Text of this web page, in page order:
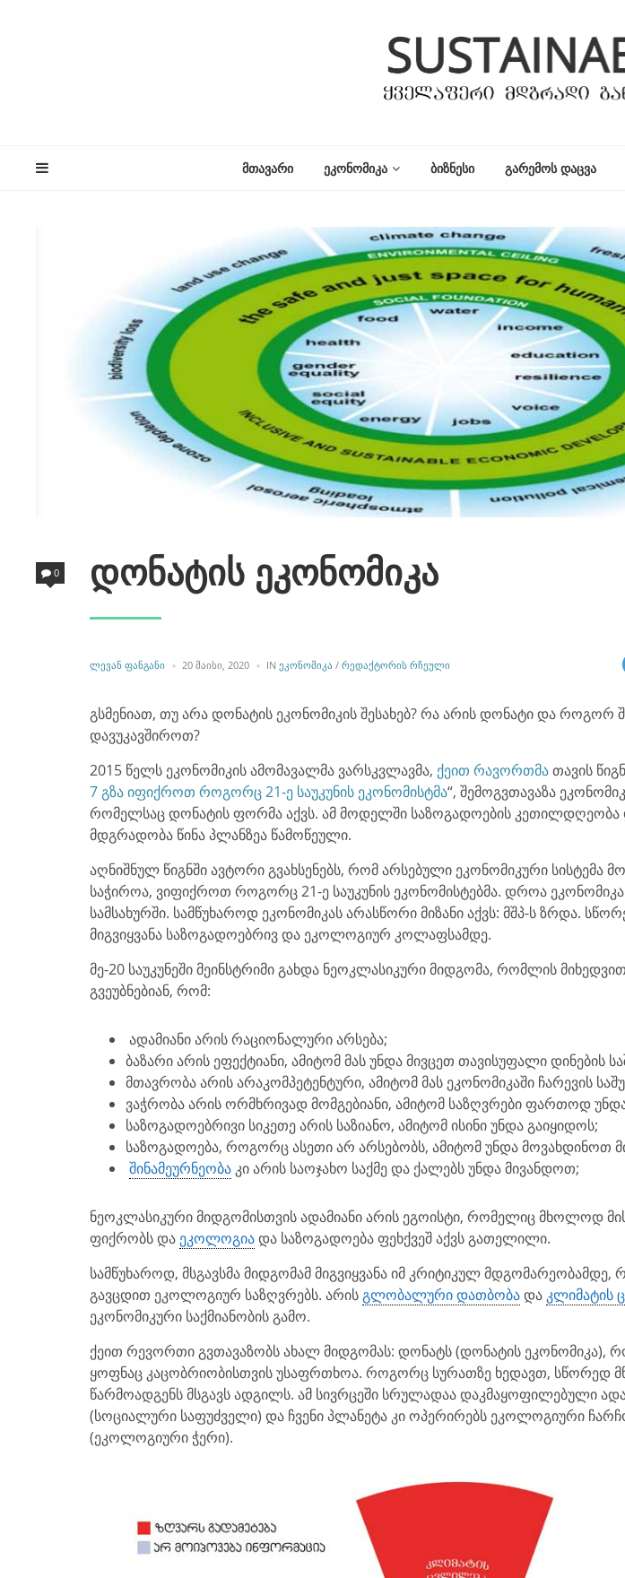
ᲛᲗᲐᲕᲐᲠᲘ ᲔᲙᲝᲜᲝᲛᲘᲙᲐ ᲑᲘᲖᲜᲔᲡᲘ ᲒᲐᲠᲔᲛᲝᲡ ᲓᲐᲪᲕᲐ
დონატის ეკონომიკა
POSTED
ᲚᲔᲕᲐᲜ ᲤᲐᲜᲒᲐᲜᲘ 20 ᲛᲐᲘᲡᲘ, 2020 IN POSTED
ᲔᲙᲝᲜᲝᲛᲘᲙᲐ / ᲠᲔᲓᲐᲥᲢᲝᲠᲘᲡ ᲠᲩᲔᲣᲚᲘ
0
გსმენიათ, თუ არა დონატის ეკონომიკის შესახებ? რა არის დონატი და როგორ
დავუკავშიროთ?
2015 წელს ეკონომიკის ამომავალმა ვარსკვლავმა, ქეით რავორთმათავის
7 გზა იფიქროთ როგორც 21-ე საუკუნის ეკონომისტმა“, შემოგვთავაზა
რომელსაც დონატის ფორმა აქვს. ამ მოდელში საზოგადოების
მდგრადობა წინა პლანზეა წამოწეული.
აღნიშნულ წიგნში ავტორი გვახსენებს, რომ არსებული ეკონომიკური სისტემა
საჭიროა, ვიფიქროთ როგორც 21-ე საუკუნის ეკონომისტებმა. დროა
სამსახურში. სამწუხაროდ ეკონომიკას არასწორი მიზანი აქვს: მშპ-ს ზრდა.
მიგვიყვანა საზოგადოებრივ და ეკოლოგიურ კოლაფსამდე.
მე-20 საუკუნეში მეინსტრიმი გახდა ნეოკლასიკური მიდგომა, რომლის
გვეუბნებიან, რომ:
ადამიანი არის რაციონალური არსება;
ბაზარი არის ეფექტიანი, ამიტომ მას უნდა მივცეთ თავისუფალი დინების
მთავრობა არის არაკომპეტენტური, ამიტომ მას ეკონომიკაში ჩარევის
ვაჭრობა არის ორმხრივად მომგებიანი, ამიტომ საზღვრები ფართოდ უნდა
საზოგადოებრივი სიკეთე არის საზიანო, ამიტომ ისინი უნდა გაიყიდოს;
საზოგადოება, როგორც ასეთი არ არსებობს, ამიტომ უნდა მოვახდინოთ
შინამეურნეობაკი არის საოჯახო საქმე და ქალებს უნდა მივანდოთ;
ნეოკლასიკური მიდგომისთვის ადამიანი არის ეგოისტი, რომელიც მხოლოდ
ფიქრობს დაეკოლოგიადა საზოგადოება ფეხქვეშ აქვს გათელილი.
სამწუხაროდ, მსგავსმა მიდგომამ მიგვიყვანა იმ კრიტიკულ მდგომარეობამდე,
გავცდით ეკოლოგიურ საზღვრებს. არისგლობალური დათბობადაკლიმატის
ეკონომიკური საქმიანობის გამო.
ქეით რევორთი გვთავაზობს ახალ მიდგომას: დონატს (დონატის ეკონომიკა),
ყოფნაც კაცობრიობისთვის უსაფრთხოა. როგორც სურათზე ხედავთ, სწორედ
წარმოადგენს მსგავს ადგილს. ამ სივრცეში სრულადაა დაკმაყოფილებული
(სოციალური საფუძველი) და ჩვენი პლანეტა კი ოპერირებს ეკოლოგიური
(ეკოლოგიური ჭერი).